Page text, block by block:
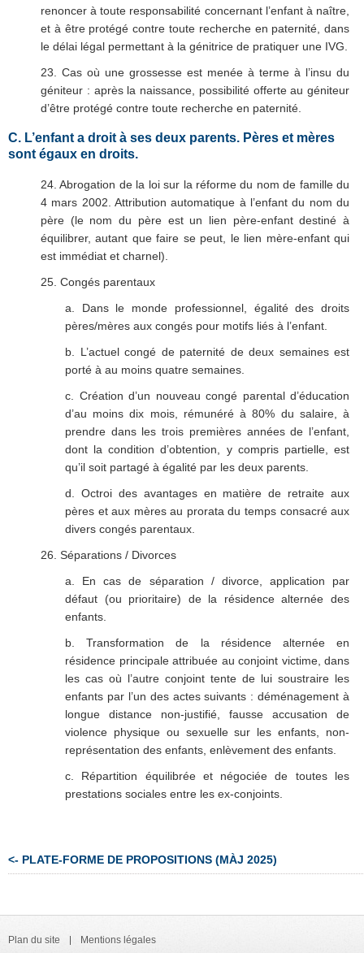
renoncer à toute responsabilité concernant l’enfant à naître,
et à être protégé contre toute recherche en paternité, dans
le délai légal permettant à la génitrice de pratiquer une IVG.
23. Cas où une grossesse est menée à terme à l’insu du
géniteur : après la naissance, possibilité offerte au géniteur
d’être protégé contre toute recherche en paternité.
C. L’enfant a droit à ses deux parents. Pères et mères
sont égaux en droits.
24. Abrogation de la loi sur la réforme du nom de famille du
4 mars 2002. Attribution automatique à l’enfant du nom du
père (le nom du père est un lien père-enfant destiné à
équilibrer, autant que faire se peut, le lien mère-enfant qui
est immédiat et charnel).
25. Congés parentaux
a. Dans le monde professionnel, égalité des droits
pères/mères aux congés pour motifs liés à l’enfant.
b. L’actuel congé de paternité de deux semaines est
porté à au moins quatre semaines.
c. Création d’un nouveau congé parental d’éducation
d’au moins dix mois, rémunéré à 80% du salaire, à
prendre dans les trois premières années de l’enfant,
dont la condition d’obtention, y compris partielle, est
qu’il soit partagé à égalité par les deux parents.
d. Octroi des avantages en matière de retraite aux
pères et aux mères au prorata du temps consacré aux
divers congés parentaux.
26. Séparations / Divorces
a. En cas de séparation / divorce, application par
défaut (ou prioritaire) de la résidence alternée des
enfants.
b. Transformation de la résidence alternée en
résidence principale attribuée au conjoint victime, dans
les cas où l’autre conjoint tente de lui soustraire les
enfants par l’un des actes suivants : déménagement à
longue distance non-justifié, fausse accusation de
violence physique ou sexuelle sur les enfants, non-
représentation des enfants, enlèvement des enfants.
c. Répartition équilibrée et négociée de toutes les
prestations sociales entre les ex-conjoints.
<- PLATE-FORME DE PROPOSITIONS (MÀJ 2025)
Plan du site Mentions légales